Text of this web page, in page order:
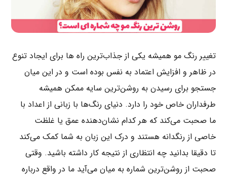
تغییر رنگ مو همیشه یکی از جذاب‌ترین راه ها برای ایجاد تنوع
در ظاهر و افزایش اعتماد به نفس بوده است و در این میان
جستجو برای رسیدن به روشن‌ترین سایه ممکن همیشه
طرفداران خاص خود را دارد. دنیای رنگ‌ها با زبانی از اعداد با
ما صحبت می‌کند که هر کدام نشان‌دهنده عمق یا غلظت
خاصی از رنگدانه هستند و درک این زبان به شما کمک می‌کند
تا دقیقا بدانید چه انتظاری از نتیجه کار داشته باشید. وقتی
صحبت از روشن‌ترین شماره به میان می‌آید ما در واقع درباره